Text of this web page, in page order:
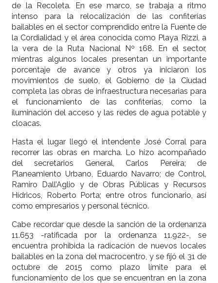
de la Recoleta. En ese marco, se trabaja a ritmo
intenso para la relocalización de las confiterías
bailables en el sector comprendido entre la Fuente de
la Cordialidad y el área conocida como Playa Rizzi, a
la vera de la Ruta Nacional Nº 168. En el sector,
mientras algunos locales presentan un importante
porcentaje de avance y otros ya iniciaron los
movimientos de suelo, el Gobierno de la Ciudad
completa las obras de infraestructura necesarias para
el funcionamiento de las confiterías, como la
iluminación del acceso y las redes de agua potable y
cloacas.
Hasta el lugar llegó el intendente José Corral para
recorrer las obras en marcha. Lo hizo acompañado
del secretarios General, Carlos Pereira; de
Planeamiento Urbano, Eduardo Navarro; de Control,
Ramiro Dall’Aglio y de Obras Públicas y Recursos
Hídricos, Roberto Porta; entre otros funcionario, así
como empresarios y personal técnico.
Cabe recordar que desde la sanción de la ordenanza
11.653 -ratificada por la ordenanza 11.922-, se
encuentra prohibida la radicación de nuevos locales
bailables en la zona del macrocentro, y se fijó el 31 de
octubre de 2015 como plazo límite para el
funcionamiento de los que se encuentran en la zona